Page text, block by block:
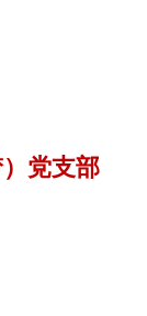
） 党支部